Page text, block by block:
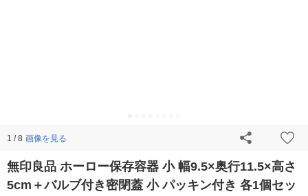
1 / 8 画像を見る
無印良品 ホーロー保存容器 小 幅9.5×奥行11.5×高さ
5cm＋バルブ付き密閉蓋 小 パッキン付き 各1個セッ